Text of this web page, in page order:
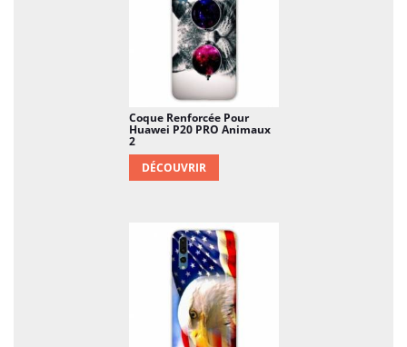
Coque Renforcée Pour
Huawei P20 PRO Animaux
2
DÉCOUVRIR